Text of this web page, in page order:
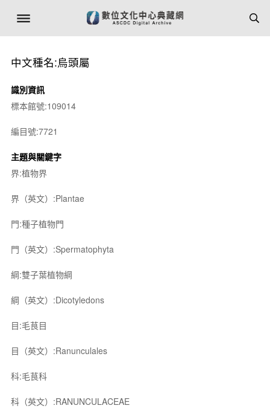
中文種名:烏頭屬
識別資訊
標本館號:109014
編目號:7721
主題與關鍵字
界:植物界
界（英文）:Plantae
門:種子植物門
門（英文）:Spermatophyta
綱:雙子葉植物綱
綱（英文）:Dicotyledons
目:毛茛目
目（英文）:Ranunculales
科:毛茛科
科（英文）:RANUNCULACEAE